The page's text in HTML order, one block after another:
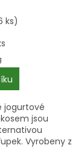
ks)
jogurtové
jsou
Vyrobeny z